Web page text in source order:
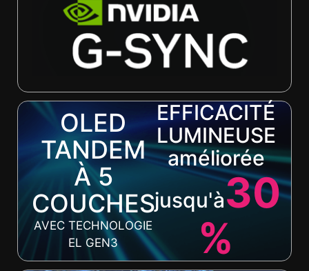
OLED
TANDEM
À 5
COUCHES
AVEC TECHNOLOGIE
EL GEN3
EFFICACITÉ
LUMINEUSE
améliorée
jusqu'à30
%